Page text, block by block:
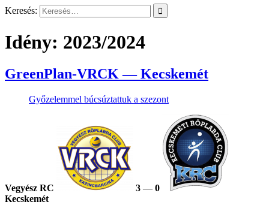
Keresés:
Idény: 2023/2024
GreenPlan-VRCK — Kecskemét
Győzelemmel búcsúztattuk a szezont
Vegyész RC 3 — 0
Kecskemét